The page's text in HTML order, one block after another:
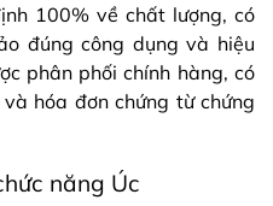
100% về chất lượng, có
đúng công dụng và hiệu
phân phối chính hàng, có
hóa đơn chứng từ chứng
năng Úc